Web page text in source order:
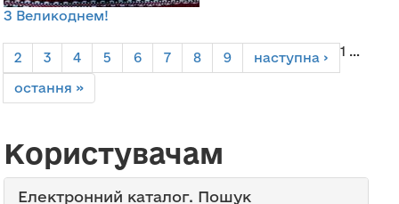
З Великоднем!
Сторінки 1
2 3 4 5 6 7 8 9 …
наступна ›
остання »
Користувачам
Електронний каталог. Пошук